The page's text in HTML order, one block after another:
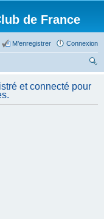
de France
Connexion
M’enregistrer
her
ch
et connecté pour